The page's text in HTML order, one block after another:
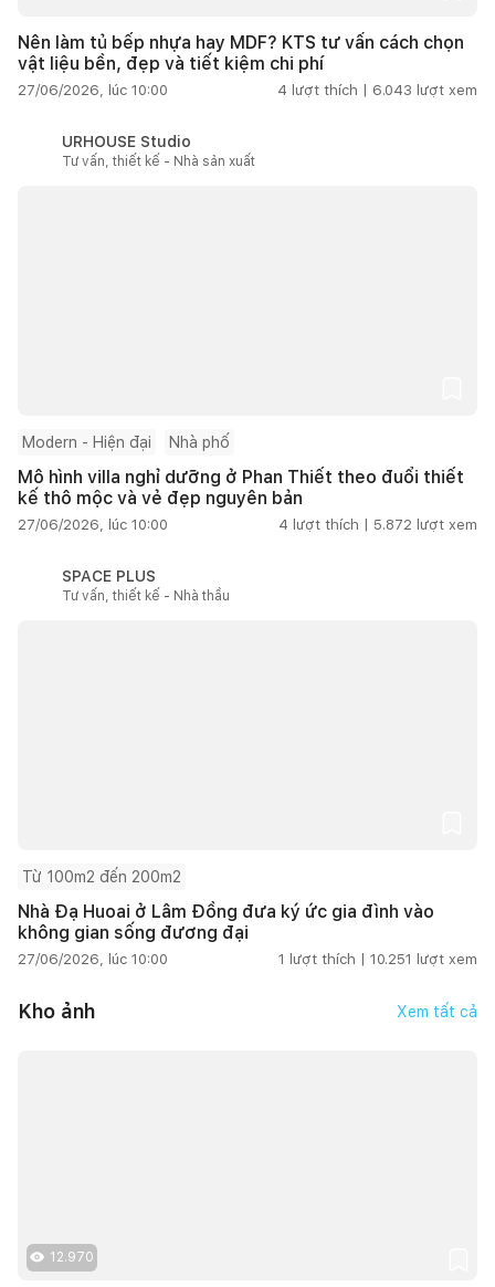
Nên làm tủ bếp nhựa hay MDF? KTS tư vấn cách chọn
vật liệu bền, đẹp và tiết kiệm chi phí
27/06/2026, lúc 10:00 4 lượt thích | 6.043 lượt xem
URHOUSE Studio
Tư vấn, thiết kế - Nhà sản xuất
Modern - Hiện đại Nhà phố
Mô hình villa nghỉ dưỡng ở Phan Thiết theo đuổi thiết
kế thô mộc và vẻ đẹp nguyên bản
27/06/2026, lúc 10:00 4 lượt thích | 5.872 lượt xem
SPACE PLUS
Tư vấn, thiết kế - Nhà thầu
Từ 100m2 đến 200m2
Nhà Đạ Huoai ở Lâm Đồng đưa ký ức gia đình vào
không gian sống đương đại
27/06/2026, lúc 10:00 1 lượt thích | 10.251 lượt xem
Kho ảnh Xem tất cả
12.970